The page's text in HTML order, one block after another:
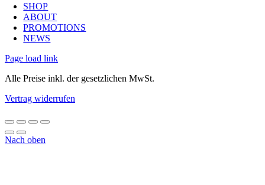
SHOP
ABOUT
PROMOTIONS
NEWS
Page load link
Alle Preise inkl. der gesetzlichen MwSt.
Vertrag widerrufen
Nach oben